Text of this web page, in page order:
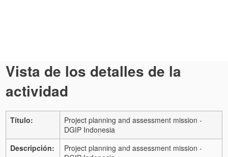
Vista de los detalles de la
actividad
Título:
Project planning and assessment mission -
DGIP Indonesia
Descripción:
Project planning and assessment mission -